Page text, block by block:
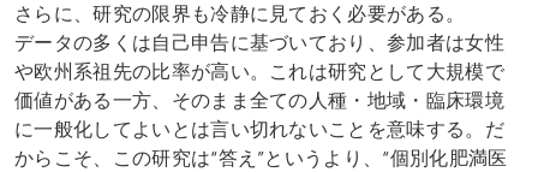
さらに、研究の限界も冷静に見ておく必要がある。
データの多くは自己申告に基づいており、参加者は女性
や欧州系祖先の比率が高い。これは研究として大規模で
価値がある一方、そのまま全ての人種・地域・臨床環境
に一般化してよいとは言い切れないことを意味する。だ
からこそ、この研究は“答え”というより、“個別化肥満医